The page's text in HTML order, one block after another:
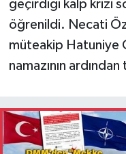
geçirdiği kalp krizi
öğrenildi. Necati
müteakip Hatuniye
namazının